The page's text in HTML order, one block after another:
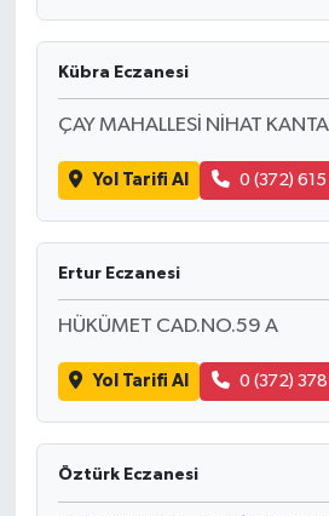
Kübra Eczanesi
ÇAY MAHALLESİ NİHAT
Yol Tarifi Al 0 (372) 615
Ertur Eczanesi
HÜKÜMET CAD.NO.59 A
Yol Tarifi Al 0 (372)
Öztürk Eczanesi